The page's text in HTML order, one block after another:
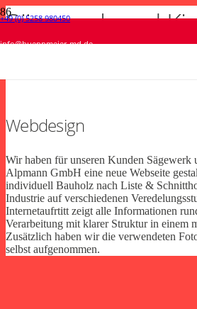
+49 (0) 5258 980450
info@hueppmeier-md.de
Sägewerk und
Webdesign
Wir haben für unseren Kunden
Alpmann GmbH eine neue Webseite
individuell Bauholz nach Liste &
Industrie auf verschiedenen
Internetaufrtitt zeigt alle Informationen
Verarbeitung mit klarer Struktur in einem
Zusätzlich haben wir die verwendeten
selbst aufgenommen.
Brökelmann • Markenbildung
viveroo GmbH • Broschüren
Verkehrsverein Salzkotten •
Gesamtschule Salzkotten •